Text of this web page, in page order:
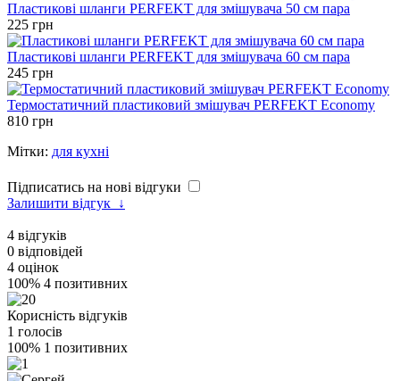
Пластикові шланги PERFEKT для змішувача 50 см пара
225 грн
Пластикові шланги PERFEKT для змішувача 60 см пара
245 грн
Термостатичний пластиковий змішувач PERFEKT Economy
810 грн
Мітки: для кухні
Підписатись на нові відгуки
Залишити відгук ↓
4 відгуків
0 відповідей
4 оцінок
100% 4 позитивних
Корисність відгуків
1 голосів
100% 1 позитивних